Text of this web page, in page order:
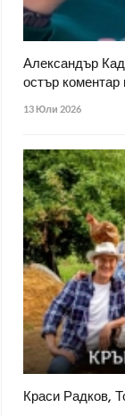
Александър
остър
13 Юли 2026
Краси Радков,